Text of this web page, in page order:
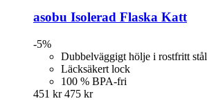
asobu Isolerad Flaska Katt
-5%
Dubbelväggigt hölje i rostfritt stål
Läcksäkert lock
100 % BPA-fri
451 kr 475 kr